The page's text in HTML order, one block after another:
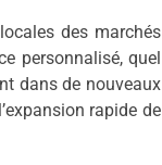
des marchés
personnalisé, quel
dans de nouveaux
rapide de